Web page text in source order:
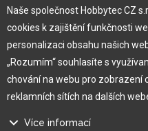
O nás
Pro zákazníka
Obchodní podmínky
Jak na reklamaci
Naše společnost Hobbytec CZ
cookies k zajištění funkčnosti
personalizaci obsahu našich
„Rozumím“ souhlasíte s
chování na webu pro zobrazení
reklamních sítích na dalších
Více informací